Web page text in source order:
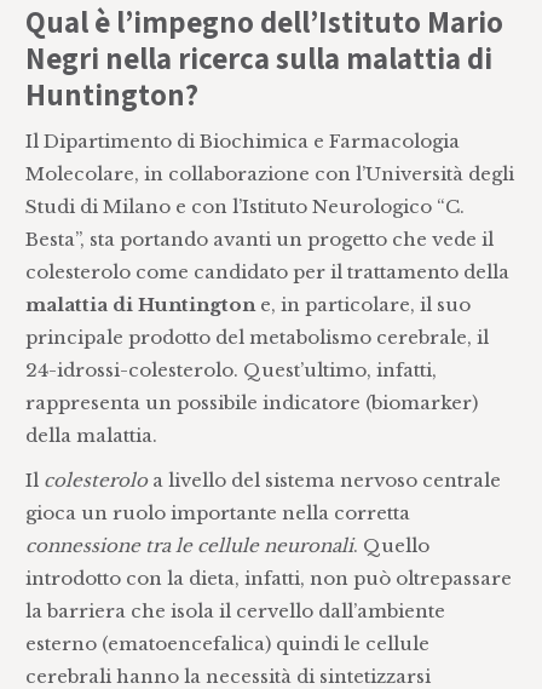
Qual è l’impegno dell’Istituto Mario
Negri nella ricerca sulla malattia di
Huntington?
Il Dipartimento di Biochimica e Farmacologia
Molecolare, in collaborazione con l’Università degli
Studi di Milano e con l’Istituto Neurologico “C.
Besta”, sta portando avanti un progetto che vede il
colesterolo come candidato per il trattamento della
malattia di Huntingtone, in particolare, il suo
principale prodotto del metabolismo cerebrale, il
24-idrossi-colesterolo. Quest’ultimo, infatti,
rappresenta un possibile indicatore (biomarker)
della malattia.
Il colesteroloa livello del sistema nervoso centrale
gioca un ruolo importante nella corretta
connessione tra le cellule neuronali. Quello
introdotto con la dieta, infatti, non può oltrepassare
la barriera che isola il cervello dall’ambiente
esterno (ematoencefalica) quindi le cellule
cerebrali hanno la necessità di sintetizzarsi